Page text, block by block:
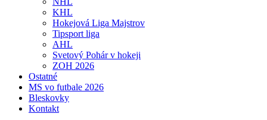
KHL
Hokejová Liga Majstrov
Tipsport liga
AHL
Svetový Pohár v hokeji
ZOH 2026
Ostatné
MS vo futbale 2026
Bleskovky
Kontakt